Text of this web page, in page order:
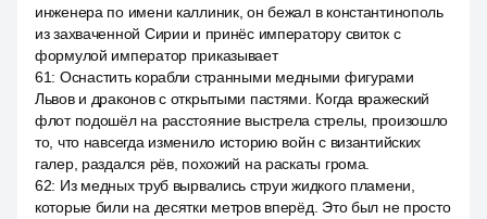
инженера по имени каллиник, он бежал в константинополь
из захваченной Сирии и принёс императору свиток с
формулой император приказывает
61: Оснастить корабли странными медными фигурами
Львов и драконов с открытыми пастями. Когда вражеский
флот подошёл на расстояние выстрела стрелы, произошло
то, что навсегда изменило историю войн с византийских
галер, раздался рёв, похожий на раскаты грома.
62: Из медных труб вырвались струи жидкого пламени,
которые били на десятки метров вперёд. Это был не просто